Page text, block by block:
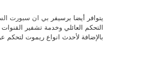
يتوافر أيضا برسيفر بي ان سبورت
التحكم العائلي وخدمة تشفير
بالإضافة لأحدث انواع ريموت لتحكم